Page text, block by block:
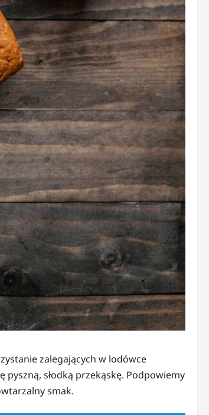
zalegających w lodówce
słodką przekąskę. Podpowiemy
smak.